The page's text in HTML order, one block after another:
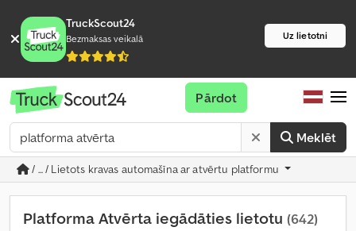
TruckScout24
Bezmaksas veikalā Uz lietotni
Meklēt
Pārdot
/ ... / Lietots kravas automašīna ar atvērtu platformu
Platforma Atvērta iegādāties lietotu (642)